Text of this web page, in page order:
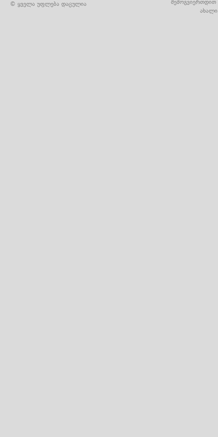
© ყველა უფლება დაცულია
შემოგვიერთდით
ახალი